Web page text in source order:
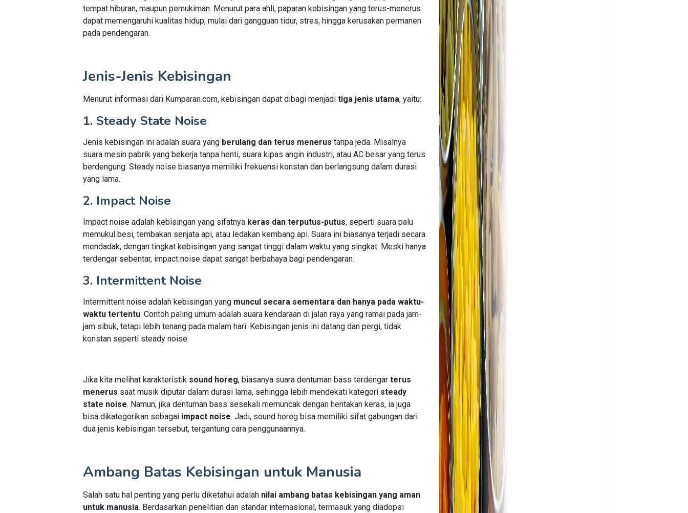
tempat hiburan, maupun pemukiman. Menurut para ahli, paparan kebisingan yang terus-menerus
dapat memengaruhi kualitas hidup, mulai dari gangguan tidur, stres, hingga kerusakan permanen
pada pendengaran.
Jenis-Jenis Kebisingan
Menurut informasi dari Kumparan.com, kebisingan dapat dibagi menjadi tiga jenis utama, yaitu:
1. Steady State Noise
Jenis kebisingan ini adalah suara yang berulang dan terus menerus tanpa jeda. Misalnya
suara mesin pabrik yang bekerja tanpa henti, suara kipas angin industri, atau AC besar yang terus
berdengung. Steady noise biasanya memiliki frekuensi konstan dan berlangsung dalam durasi
yang lama.
2. Impact Noise
Impact noise adalah kebisingan yang sifatnya keras dan terputus-putus, seperti suara palu
memukul besi, tembakan senjata api, atau ledakan kembang api. Suara ini biasanya terjadi secara
mendadak, dengan tingkat kebisingan yang sangat tinggi dalam waktu yang singkat. Meski hanya
terdengar sebentar, impact noise dapat sangat berbahaya bagi pendengaran.
3. Intermittent Noise
Intermittent noise adalah kebisingan yang muncul secara sementara dan hanya pada waktu-
waktu tertentu. Contoh paling umum adalah suara kendaraan di jalan raya yang ramai pada jam-
jam sibuk, tetapi lebih tenang pada malam hari. Kebisingan jenis ini datang dan pergi, tidak
konstan seperti steady noise.
Jika kita melihat karakteristik sound horeg, biasanya suara dentuman bass terdengar terus
menerus saat musik diputar dalam durasi lama, sehingga lebih mendekati kategori steady
state noise. Namun, jika dentuman bass sesekali memuncak dengan hentakan keras, ia juga
bisa dikategorikan sebagai impact noise. Jadi, sound horeg bisa memiliki sifat gabungan dari
dua jenis kebisingan tersebut, tergantung cara penggunaannya.
Ambang Batas Kebisingan untuk Manusia
Salah satu hal penting yang perlu diketahui adalah nilai ambang batas kebisingan yang aman
untuk manusia. Berdasarkan penelitian dan standar internasional, termasuk yang diadopsi